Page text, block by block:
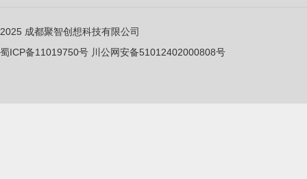
2025 成都聚智创想科技有限公司
蜀ICP备11019750号 川公网安备51012402000808号